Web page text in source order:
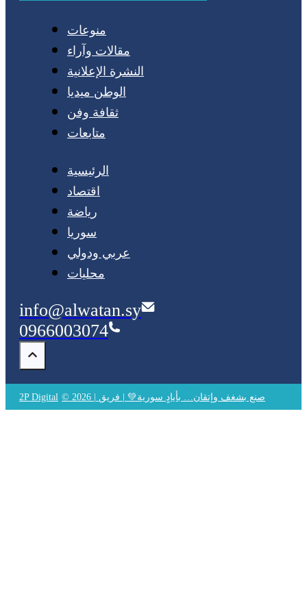
منوعات
مقالات وآراء
النشرة الإعلانية
الوطن ميديا
ثقافة وفن
متابعات
الرئيسية
اقتصاد
رياضة
سوريا
عربي ودولي
محليات
info@alwatan.sy
0966003074
2P Digital © 2026 | صنع بشغف وإتقان… بأيادٍ سورية💚 | فريق